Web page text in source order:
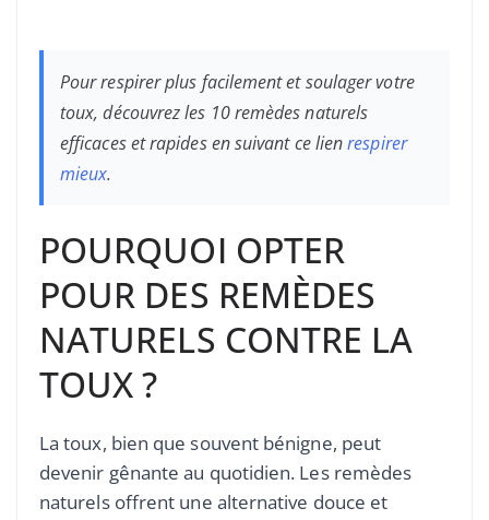
Pour respirer plus facilement et soulager votre
toux, découvrez les 10 remèdes naturels
efficaces et rapides en suivant ce lienrespirer
mieux.
POURQUOI OPTER
POUR DES REMÈDES
NATURELS CONTRE LA
TOUX ?
La toux, bien que souvent bénigne, peut
devenir gênante au quotidien. Les remèdes
naturels offrent une alternative douce et